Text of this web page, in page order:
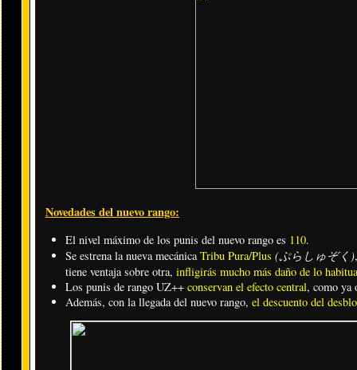
Novedades del nuevo rango:
El nivel máximo de los punis del nuevo rango es 110.
Se estrena la nueva mecánica Tribu Pura/Plus (ぷらしゅぞく)
tiene ventaja sobre otra, infligirás mucho más daño de lo
Los punis de rango UZ++ conservan el efecto central, como ya
Además, con la llegada del nuevo rango, el descuento del